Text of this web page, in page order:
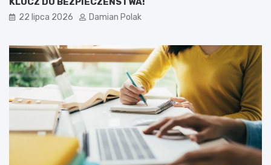
22 lipca 2026 Damian Polak